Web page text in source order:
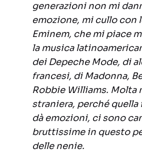
generazioni non mi
emozione, mi cullo con
Eminem, che mi piace
la musica
dei Depeche Mode, di
francesi, di Madonna,
Robbie Williams. Molta
straniera, perché
dà emozioni, ci sono
bruttissime in questo
delle nenie.